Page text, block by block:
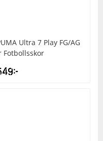
Ultra 7 Play FG/AG
Fotbollsskor
kr